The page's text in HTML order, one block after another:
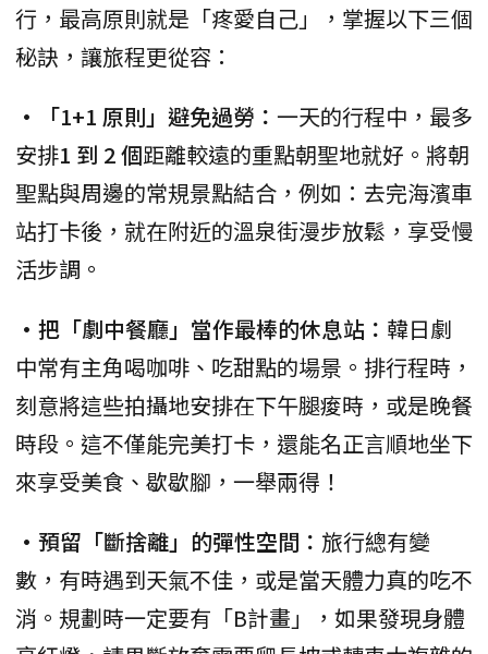
行，最高原則就是「疼愛自己」，掌握以下三個
秘訣，讓旅程更從容：
•「1+1 原則」避免過勞： 一天的行程中，最多
安排1 到 2 個距離較遠的重點朝聖地就好。將朝
聖點與周邊的常規景點結合，例如：去完海濱車
站打卡後，就在附近的溫泉街漫步放鬆，享受慢
活步調。
•把「劇中餐廳」當作最棒的休息站： 韓日劇
中常有主角喝咖啡、吃甜點的場景。排行程時，
刻意將這些拍攝地安排在下午腿痠時，或是晚餐
時段。這不僅能完美打卡，還能名正言順地坐下
來享受美食、歇歇腳，一舉兩得！
•預留「斷捨離」的彈性空間： 旅行總有變
數，有時遇到天氣不佳，或是當天體力真的吃不
消。規劃時一定要有「B計畫」，如果發現身體